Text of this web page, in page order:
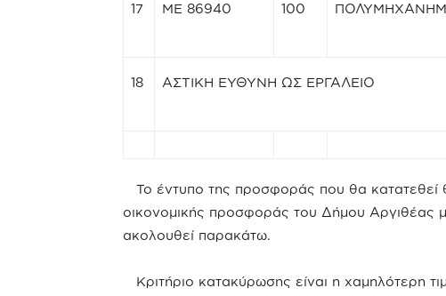
17 ΜΕ 86940 100
18 ΑΣΤΙΚΗ ΕΥΘΥΝΗ ΩΣ ΕΡΓΑΛΕΙΟ
Το έντυπο της προσφοράς που θα κατατεθεί
οικονομικής προσφοράς του Δήμου Αργιθέας
ακολουθεί παρακάτω.
Κριτήριο κατακύρωσης είναι η χαμηλότερη